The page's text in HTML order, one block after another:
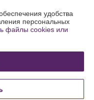
удобства
персональных
файлы cookies или